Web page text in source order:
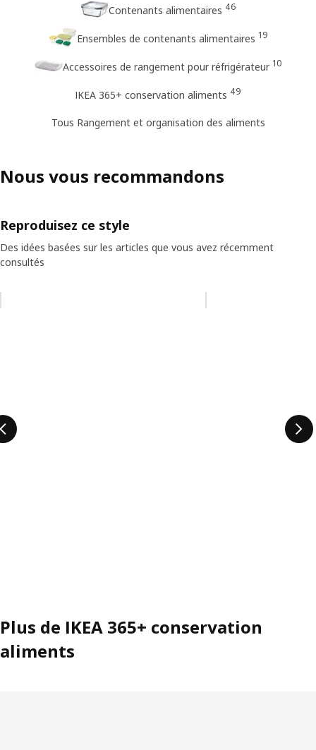
Contenants alimentaires 46
Ensembles de contenants alimentaires 19
Accessoires de rangement pour réfrigérateur 10
IKEA 365+ conservation aliments 49
Tous Rangement et organisation des aliments
Nous vous recommandons
Reproduisez ce style
Des idées basées sur les articles que vous avez récemment
consultés
Plus de IKEA 365+ conservation
aliments